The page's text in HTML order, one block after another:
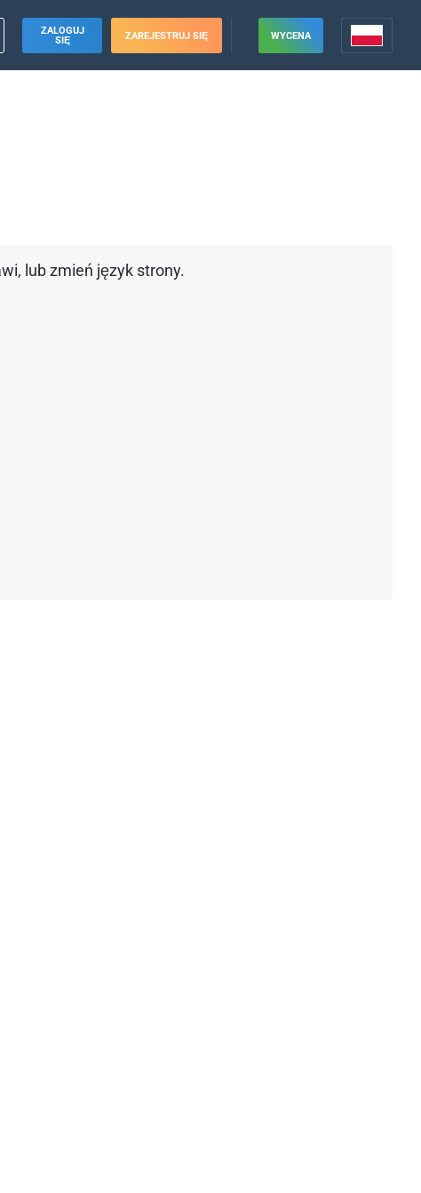
ZALOGUJ
SIĘ
ZAREJESTRUJ SIĘ WYCENA